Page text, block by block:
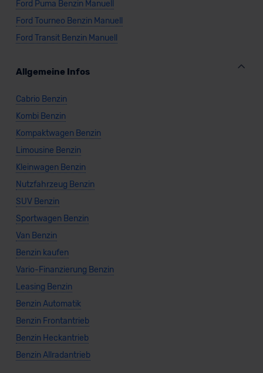
Ford Puma Benzin Manuell
Ford Tourneo Benzin Manuell
Ford Transit Benzin Manuell
Allgemeine Infos
Cabrio Benzin
Kombi Benzin
Kompaktwagen Benzin
Limousine Benzin
Kleinwagen Benzin
Nutzfahrzeug Benzin
SUV Benzin
Sportwagen Benzin
Van Benzin
Benzin kaufen
Vario-Finanzierung Benzin
Leasing Benzin
Benzin Automatik
Benzin Frontantrieb
Benzin Heckantrieb
Benzin Allradantrieb